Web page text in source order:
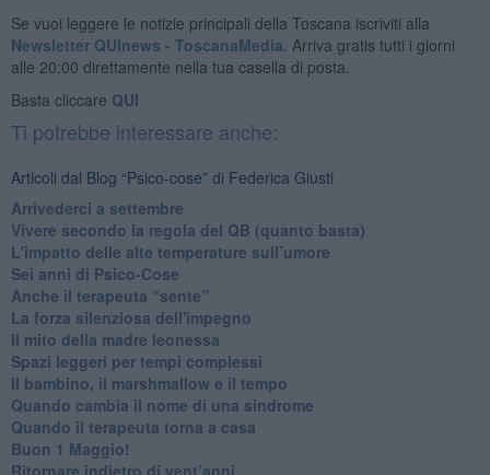
Se vuoi leggere le notizie principali della Toscana iscriviti alla
Newsletter QUInews - ToscanaMedia. Arriva gratis tutti i giorni
alle 20:00 direttamente nella tua casella di posta.
Basta cliccare QUI
Ti potrebbe interessare anche:
Articoli dal Blog “Psico-cose” di Federica Giusti
​Arrivederci a settembre
​Vivere secondo la regola del QB (quanto basta)
​L'impatto delle alte temperature sull’umore
Sei anni di Psico-Cose
​Anche il terapeuta “sente”
​La forza silenziosa dell'impegno
​Il mito della madre leonessa
Spazi leggeri per tempi complessi
Il bambino, il marshmallow e il tempo
​Quando cambia il nome di una sindrome
​Quando il terapeuta torna a casa
​Buon 1 Maggio!
Ritornare indietro di vent’anni